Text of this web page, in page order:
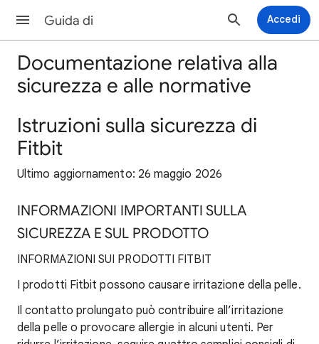
Guida di Accedi
Documentazione relativa alla
sicurezza e alle normative
Istruzioni sulla sicurezza di
Fitbit
Ultimo aggiornamento: 26 maggio 2026
INFORMAZIONI IMPORTANTI SULLA
SICUREZZA E SUL PRODOTTO
INFORMAZIONI SUI PRODOTTI FITBIT
I prodotti Fitbit possono causare irritazione della pelle.
Il contatto prolungato può contribuire all’irritazione
della pelle o provocare allergie in alcuni utenti. Per